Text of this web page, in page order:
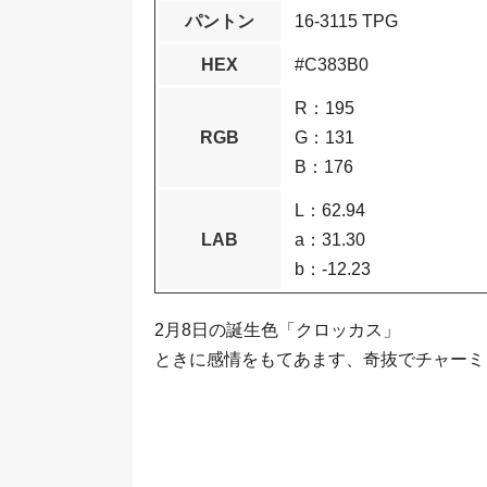
パントン 16-3115 TPG
HEX #C383B0
RGB
R：195
G：131
B：176
LAB
L：62.94
a：31.30
b：-12.23
2月8日の誕生色「クロッカス」
ときに感情をもてあます、奇抜でチャー